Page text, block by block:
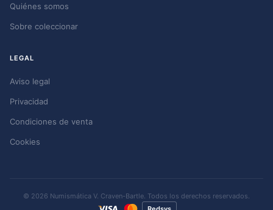
Quiénes somos
Sobre coleccionar
LEGAL
Aviso legal
Privacidad
Condiciones de venta
Cookies
© 2026 Numismática V. Craven-Bartle. Todos los derechos reservados.